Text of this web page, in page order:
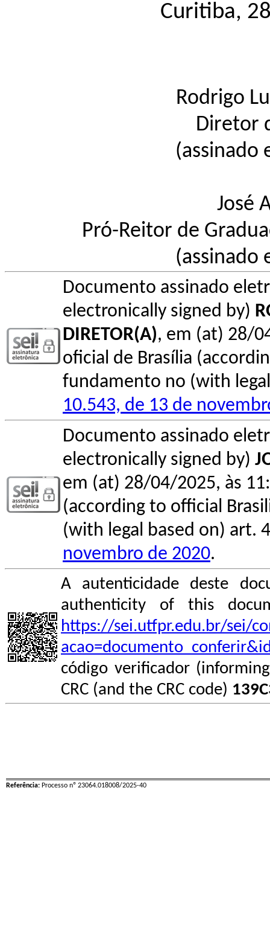
Curitiba,
Rodrigo
Diretor
(assinado
José
Pró-Reitor de
(assinado
Documento assinado
electronically signed by)
DIRETOR(A), em (at) 28/
oficial de Brasília
fundamento no (with
10.543, de 13 de
Documento assinado
electronically signed by)
em (at) 28/04/2025, às
(according to official
(with legal based on) art.
novembro de 2020.
A autenticidade deste
authenticity of this
https://sei.utfpr.edu.br/sei/
código verificador
CRC (and the CRC code)
Referência: Processo nº 23064.018008/2025-40